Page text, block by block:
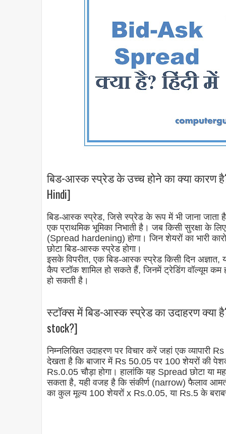
बिड-आस्क स्प्रेड के उच्च होने का क्या कारण
Hindi]
बिड-आस्क स्प्रेड, जिसे स्प्रेड के रूप में भी जाना
एक प्राथमिक भूमिका निभाती है। जब किसी सुरक्षा के
(Spread hardening) होगा। जिन शेयरों का भारी
छोटा बिड-आस्क स्प्रेड होगा।
इसके विपरीत, एक बिड-आस्क स्प्रेड किसी दिन अज्ञात,
कैप स्टॉक शामिल हो सकते हैं, जिनमें ट्रेडिंग वॉल्यूम
हो सकती है।
स्टॉक्स में बिड-आस्क स्प्रेड का उदाहरण क्या
stock?]
निम्नलिखित उदाहरण पर विचार करें जहां एक व्यापारी
देखता है कि बाजार में Rs 50.05 पर 100 शेयरों की
Rs.0.05 चौड़ा होगा। हालांकि यह Spread छोटा या
सकता है, यही वजह है कि संकीर्ण (narrow) फैलाव
का कुल मूल्य 100 शेयरों x Rs.0.05, या Rs.5 के बराबर